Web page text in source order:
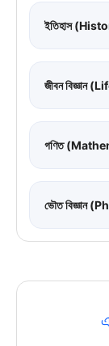
ইতিহাস
জীবন বিজ্ঞান
গণিত
ভৌত বিজ্ঞান